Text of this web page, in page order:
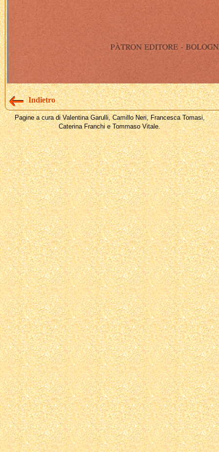
Indietro
Pagine a cura di Valentina Garulli, Camillo Neri, Francesca Tomasi,
Caterina Franchi e Tommaso Vitale.